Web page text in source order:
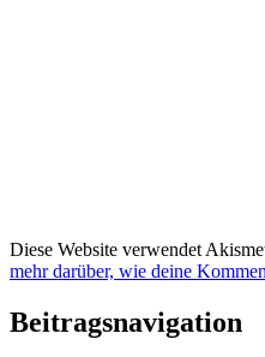
Diese Website verwendet
mehr darüber, wie deine
Beitragsnavigation